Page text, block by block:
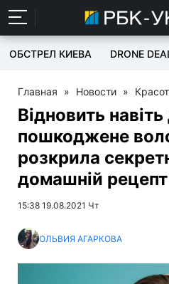
ОБСТРЕЛ КИЕВА DRONE
Главная » Новости »
Відновить
пошкоджене
розкрила
домашній рецепт
15:38 19.08.2021 Чт
ОЛЬВИЯ АГАРКОВА